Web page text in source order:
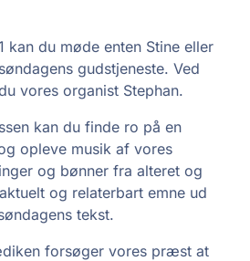
kan du møde enten Stine eller
gudstjeneste. Ved
vores organist Stephan.
kan du finde ro på en
opleve musik af vores
og bønner fra alteret og
og relaterbart emne ud
tekst.
forsøger vores præst at